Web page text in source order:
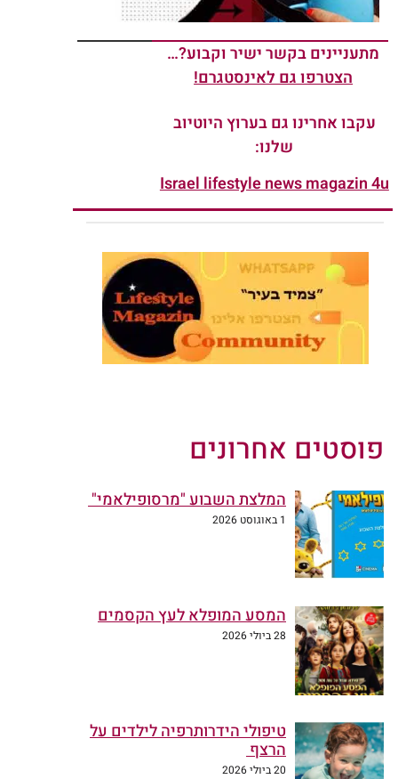
מתעניינים בקשר ישיר וקבוע?…
הצטרפו גם לאינסטגרם!
עקבו אחרינו גם בערוץ היוטיוב
שלנו:
Israel lifestyle news magazin 4u
פוסטים אחרונים
המלצת השבוע "מרסופילאמי"
1 באוגוסט 2026
המסע המופלא לעץ הקסמים
28 ביולי 2026
טיפולי הידרותרפיה לילדים על
הרצף
20 ביולי 2026